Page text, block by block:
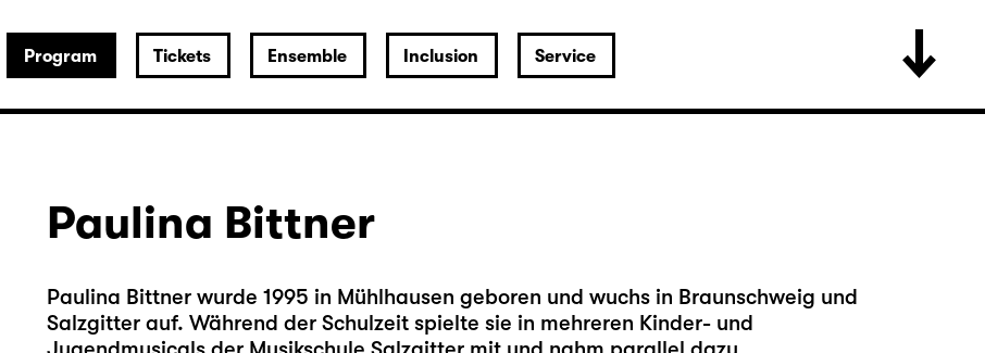
Program Tickets Ensemble Inclusion Service
Paulina Bittner
Paulina Bittner wurde 1995 in Mühlhausen geboren und wuchs in Braunschweig und
Salzgitter auf. Während der Schulzeit spielte sie in mehreren Kinder- und